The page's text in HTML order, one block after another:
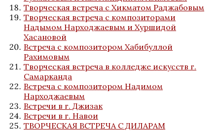
Творческая встреча с Хикматом Раджабовым
Творческая встреча с композиторами
Надымом Нарходжаевым и Хуршидой
Хасановой
Встреча с композитором Хабибуллой
Рахимовым
Творческая встреча в колледже искусств г.
Самарканда
Встреча с композитором Надимом
Нарходжаевым
Встречи в г. Джизак
Встречи в г. Навои
ТВОРЧЕСКАЯ ВСТРЕЧА С ДИЛАРАМ